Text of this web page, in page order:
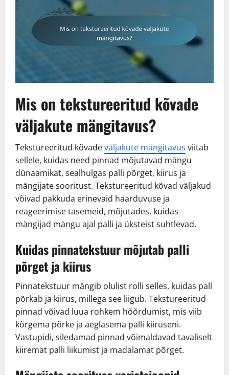
Mis on tekstureeritud kõvade
väljakute mängitavus?
Tekstureeritud kõvadeväljakute mängitavus viitab
sellele, kuidas need pinnad mõjutavad mängu
dünaamikat, sealhulgas palli põrget, kiirus ja
mängijate sooritust. Tekstureeritud kõvad väljakud
võivad pakkuda erinevaid haarduvuse ja
reageerimise tasemeid, mõjutades, kuidas
mängijad mängu ajal palli ja üksteist suhtlevad.
Kuidas pinnatekstuur mõjutab palli
põrget ja kiirus
Pinnatekstuur mängib olulist rolli selles, kuidas pall
põrkab ja kiirus, millega see liigub. Tekstureeritud
pinnad võivad luua rohkem hõõrdumist, mis viib
kõrgema põrke ja aeglasema palli kiiruseni.
Vastupidi, siledamad pinnad võimaldavad tavaliselt
kiiremat palli liikumist ja madalamat põrget.